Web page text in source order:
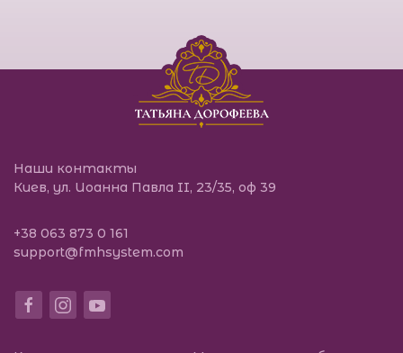
Наши контакты
Киев, ул. Иоанна Павла II, 23/35, оф 39
+38 063 873 0 161
support@fmhsystem.com